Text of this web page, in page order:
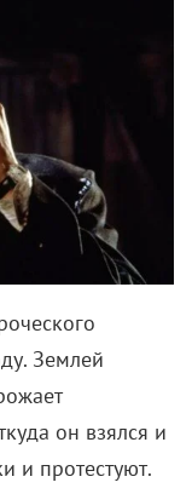
Землей
он взялся и
и протестуют.